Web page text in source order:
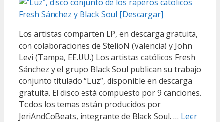
Los artistas comparten LP, en descarga gratuita,
con colaboraciones de StelioN (Valencia) y John
Levi (Tampa, EE.UU.) Los artistas católicos Fresh
Sánchez y el grupo Black Soul publican su trabajo
conjunto titulado “Luz”, disponible en descarga
gratuita. El disco está compuesto por 9 canciones.
Todos los temas están producidos por
JeriAndCoBeats, integrante de Black Soul. … Leer